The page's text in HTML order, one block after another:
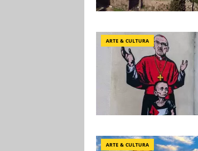
ARTE & CULTURA
ARTE & CULTURA